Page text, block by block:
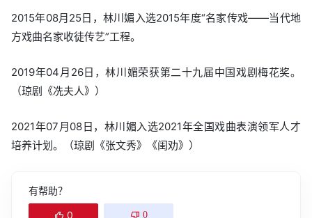
2015年08月25日，林川媚入选2015年度“名家传戏——当代地
方戏曲名家收徒传艺”工程。
2019年04月26日，林川媚荣获第二十九届中国戏剧梅花奖。
（琼剧《冼夫人》）
2021年07月08日，林川媚入选2021年全国戏曲表演领军人才
培养计划。（琼剧《张文秀》《闺劝》）
有帮助？
0 0